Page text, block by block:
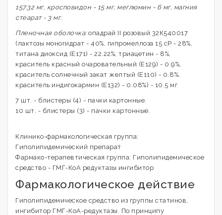
157.32 мг, кросповидон - 15 мг, меглюмин - 6 мг, магния
стеарат - 3 мг.
Пленочная оболочка:опадрай II розовый 32К540017
(лактозы моногидрат - 40%, гипромеллоза 15 сР - 28%,
титана диоксид (Е171) - 22.22%, триацетин - 8%,
краситель красный очаровательный (Е129) - 0.9%,
краситель солнечный закат желтый (Е110) - 0.8%,
краситель индигокармин (Е132) - 0.08%) - 10.5 мг
7 шт. - блистеры (4) - пачки картонные.
10 шт. - блистеры (3) - пачки картонные.
Клинико-фармакологическая группа:
Гиполипидемический препарат
Фармако-терапевтическая группа: Гиполипидемическое
средство - ГМГ-КоА редуктазы ингибитор
Фармакологическое действие
Гиполипидемическое средство из группы статинов,
ингибитор ГМГ-КоА-редуктазы. По принципу